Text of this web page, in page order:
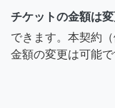
チケットの金額は
できます。本契約
金額の変更は可能で